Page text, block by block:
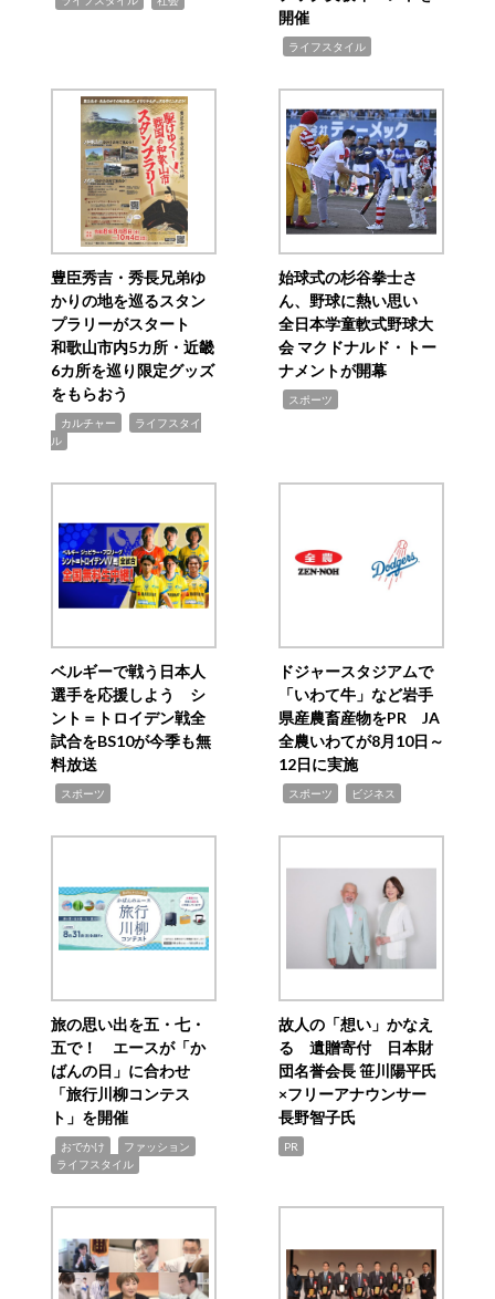
開催
ライフスタイル
豊臣秀吉・秀長兄弟ゆ
かりの地を巡るスタン
プラリーがスタート
和歌山市内5カ所・近畿
6カ所を巡り限定グッズ
をもらおう
カルチャー
ライフスタイ
ル
始球式の杉谷拳士さ
ん、野球に熱い思い
全日本学童軟式野球大
会 マクドナルド・トー
ナメントが開幕
スポーツ
ベルギーで戦う日本人
選手を応援しよう シ
ント＝トロイデン戦全
試合をBS10が今季も無
料放送
スポーツ
ドジャースタジアムで
「いわて牛」など岩手
県産農畜産物をPR JA
全農いわてが8月10日～
12日に実施
スポーツ ビジネス
旅の思い出を五・七・
五で！ エースが「か
ばんの日」に合わせ
「旅行川柳コンテス
ト」を開催
おでかけ ファッション
ライフスタイル
故人の「想い」かなえ
る 遺贈寄付 日本財
団名誉会長 笹川陽平氏
×フリーアナウンサー
長野智子氏
PR